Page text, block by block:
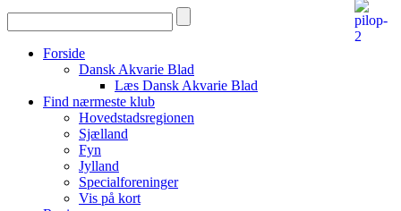
Forside
Dansk Akvarie Blad
Læs Dansk Akvarie Blad
Find nærmeste klub
Hovedstadsregionen
Sjælland
Fyn
Jylland
Specialforeninger
Vis på kort